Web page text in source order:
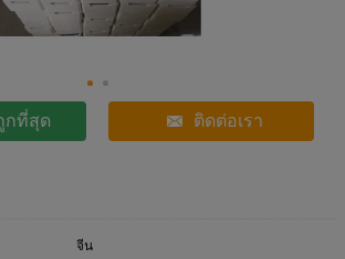
กที่สุด ติดต่อเรา
จีน